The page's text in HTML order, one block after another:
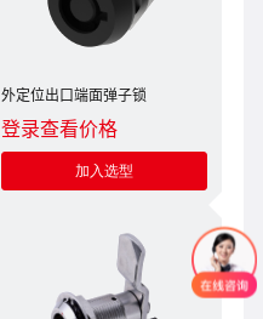
外定位出口端面弹子锁
登录查看价格
加入选型